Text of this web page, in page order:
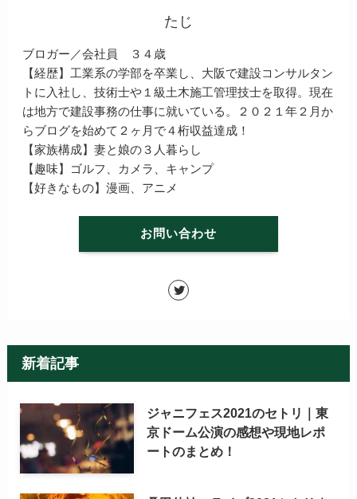
たじ
ブロガー／会社員 ３４歳
【経歴】工業系の学部を卒業し、大阪で建設コンサルタン
トに入社し、技術士や１級土木施工管理技士を取得。現在
は地方で建設事務の仕事に就いている。２０２１年２月か
らブログを始めて２ヶ月で４桁収益達成！
【家族構成】妻と娘の３人暮らし
【趣味】ゴルフ、カメラ、キャンプ
【好きなもの】漫画、アニメ
お問い合わせ
新着記事
ジャニフェス2021のセトリ｜東
京ドーム公演の感想や現地レポ
ートのまとめ！